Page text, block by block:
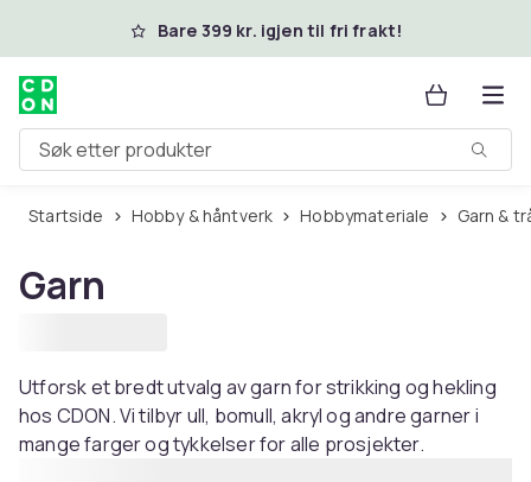
Hopp til hovedinnholdBare 399 kr. igjen til fri frakt!
Søk etter produkter
Startside Hobby & håntverk Hobbymateriale Garn &
Garn
Utforsk et bredt utvalg av garn for strikking og hekling
hos CDON. Vi tilbyr ull, bomull, akryl og andre garner i
mange farger og tykkelser for alle prosjekter.